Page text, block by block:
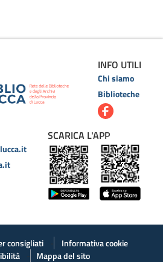
INFO UTILI
Chi siamo
Biblioteche
SCARICA L'APP
consigliati
Informativa cookie
Mappa del sito